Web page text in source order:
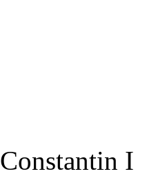
Constantin I